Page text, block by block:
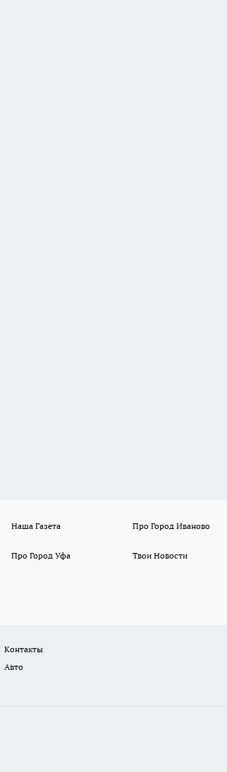
Наша Газета Про Город Иваново
Про Город Уфа Твои Новости
Контакты
Авто